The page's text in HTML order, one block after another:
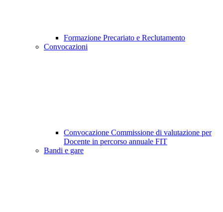
Formazione Precariato e Reclutamento
Convocazioni
Convocazione Commissione di valutazione per
Docente in percorso annuale FIT
Bandi e gare